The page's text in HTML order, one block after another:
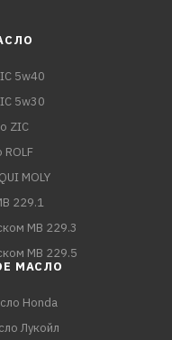
5w40
5w30
ZIC
MOLY
229.1
MB 229.3
MB 229.5
МАСЛО
Honda
Лукойл